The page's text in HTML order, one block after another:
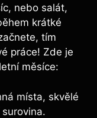
nebo salát,
krátké
tím
práce! Zde je
měsíce:
místa, skvělé